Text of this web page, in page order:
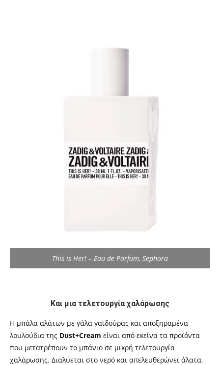
This is Her! – Eau de Parfum, Sephora
Και μια τελετουργία χαλάρωσης
Η μπάλα αλάτων με γάλα γαϊδούρας και αποξηραμένα
λουλούδια της Dust+Cream είναι από εκείνα τα προϊόντα
που μετατρέπουν το μπάνιο σε μικρή τελετουργία
χαλάρωσης. Διαλύεται στο νερό και απελευθερώνει άλατα,